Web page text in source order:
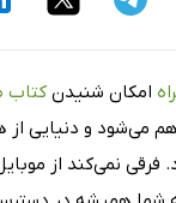
امکان شنیدنکتاب
می‌شود و دنیایی از
نمی‌کند از